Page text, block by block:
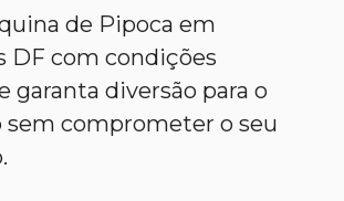
de Pipoca em
DF com condições
garanta diversão para o
sem comprometer o seu